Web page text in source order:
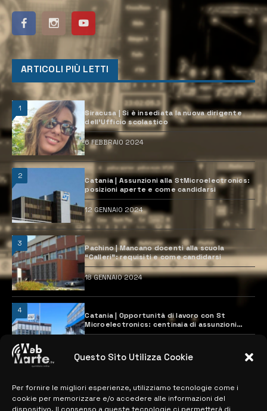
Questo Sito Utilizza Cookie
Per fornire le migliori esperienze, utilizziamo tecnologie come i
cookie per memorizzare e/o accedere alle informazioni del
ARTICOLI PIÙ LETTI
1
Siracusa | Si è insediata la nuova dirigente
dell’Ufficio scolastico
6 FEBBRAIO 2024
2
Catania | Assunzioni alla StMicroelectronics:
posizioni aperte e come candidarsi
12 GENNAIO 2024
3
Pachino | Mancano docenti alla scuola
“Calleri”: requisiti e come candidarsi
18 GENNAIO 2024
4
Catania | Opportunità di lavoro con St
Microelectronics: centinaia di assunzioni
previste
MAPPA DEL SITO